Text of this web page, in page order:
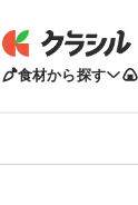
食材から探す